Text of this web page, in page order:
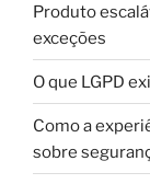
Produto
exceções
O que LGPD
Como a
sobre